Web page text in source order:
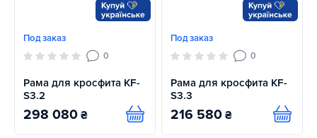
Под заказ
0
Рама для кросфита KF-
S3.2
298 080 ₴ Купить
Под заказ
0
Рама для кросфита KF-
S3.3
216 580 ₴ Купить